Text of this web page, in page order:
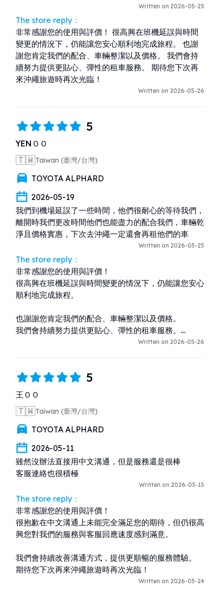
Written on 2026-05-25
The store reply：
非常感謝您的使用與評價！ 很高興在班機延誤與時間
變更的情況下，仍能讓您安心順利地完成旅程。 也謝
謝您肯定我們的配合、車輛整潔以及價格。 我們會持
續努力提供更貼心、彈性的租車服務。 期待您下次再
來沖繩旅遊時再次光臨！
Written on 2026-05-26
5
YENＯＯ
🇹🇼Taiwan (臺灣/台灣)
TOYOTA ALPHARD
2026-05-19
我們到機場延誤了一些時間，他們很耐心的等待我們，
離開時我們更改時間他們也能盡力的配合我們，車輛乾
淨且價格實惠，下次去沖繩一定還會再租他們的車
Written on 2026-05-25
The store reply：
非常感謝您的使用與評價！
很高興在班機延誤與時間變更的情況下，仍能讓您安心
順利地完成旅程。
也謝謝您肯定我們的配合、車輛整潔以及價格。
我們會持續努力提供更貼心、彈性的租車服務。
Written on 2026-05-26
5
王ＯＯ
🇹🇼Taiwan (臺灣/台灣)
TOYOTA ALPHARD
2026-05-11
雖然沒辦法直接用中文溝通，但是服務還是很棒
客服連絡也很積極
Written on 2026-05-15
The store reply：
非常感謝您的使用與評價！
很抱歉在中文溝通上未能完全滿足您的期待，但仍很高
興您對我們的服務與客服回應速度感到滿意。
我們會持續改善溝通方式，提供更順暢的服務體驗。
期待您下次再來沖繩旅遊時再次光臨！
Written on 2026-05-24